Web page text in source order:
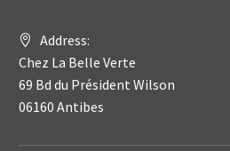
Address:
Chez La Belle Verte
69 Bd du Président Wilson
06160 Antibes